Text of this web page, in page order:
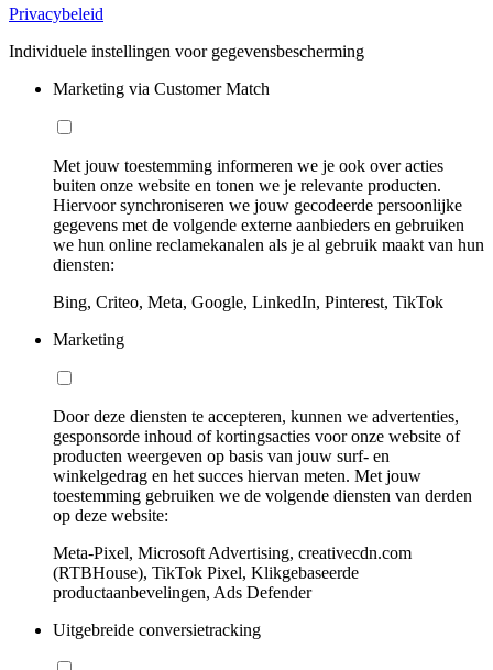
Privacybeleid
Individuele instellingen voor gegevensbescherming
Marketing via Customer Match
Met jouw toestemming informeren we je ook over acties
buiten onze website en tonen we je relevante producten.
Hiervoor synchroniseren we jouw gecodeerde persoonlijke
gegevens met de volgende externe aanbieders en gebruiken
we hun online reclamekanalen als je al gebruik maakt van hun
diensten:
Bing, Criteo, Meta, Google, LinkedIn, Pinterest, TikTok
Marketing
Door deze diensten te accepteren, kunnen we advertenties,
gesponsorde inhoud of kortingsacties voor onze website of
producten weergeven op basis van jouw surf- en
winkelgedrag en het succes hiervan meten. Met jouw
toestemming gebruiken we de volgende diensten van derden
op deze website:
Meta-Pixel, Microsoft Advertising, creativecdn.com
(RTBHouse), TikTok Pixel, Klikgebaseerde
productaanbevelingen, Ads Defender
Uitgebreide conversietracking